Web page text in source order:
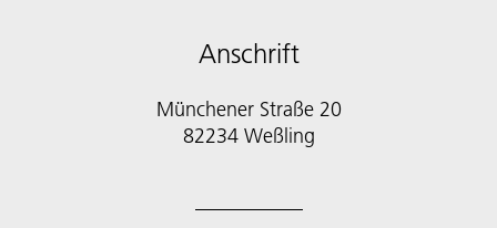
Anschrift
Münchener Straße 20
82234 Weßling